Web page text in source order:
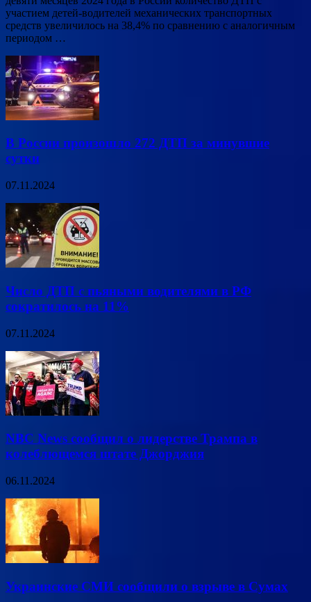
участием детей-водителей механических транспортных
средств увеличилось на 38,4% по сравнению с аналогичным
периодом …
В России произошло 272 ДТП за минувшие
сутки
07.11.2024
Число ДТП с пьяными водителями в РФ
сократилось на 11%
07.11.2024
NBC News сообщил о лидерстве Трампа в
колеблющемся штате Джорджия
06.11.2024
Украинские СМИ сообщили о взрыве в Сумах